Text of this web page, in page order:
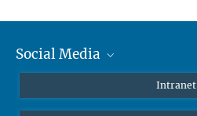
Social Media
Instagram
Intranet